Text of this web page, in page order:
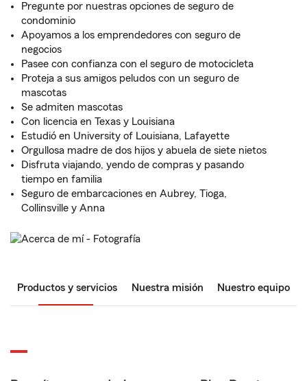
Pregunte por nuestras opciones de seguro de
condominio
Apoyamos a los emprendedores con seguro de
negocios
Pasee con confianza con el seguro de motocicleta
Proteja a sus amigos peludos con un seguro de
mascotas
Se admiten mascotas
Con licencia en Texas y Louisiana
Estudió en University of Louisiana, Lafayette
Orgullosa madre de dos hijos y abuela de siete nietos
Disfruta viajando, yendo de compras y pasando
tiempo en familia
Seguro de embarcaciones en Aubrey, Tioga,
Collinsville y Anna
Productos y servicios Nuestra misión Nuestro equipo